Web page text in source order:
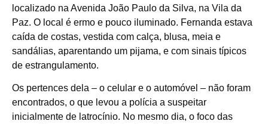
localizado na Avenida João Paulo da Silva, na Vila da
Paz. O local é ermo e pouco iluminado. Fernanda estava
caída de costas, vestida com calça, blusa, meia e
sandálias, aparentando um pijama, e com sinais típicos
de estrangulamento.
Os pertences dela – o celular e o automóvel – não foram
encontrados, o que levou a polícia a suspeitar
inicialmente de latrocínio. No mesmo dia, o foco das